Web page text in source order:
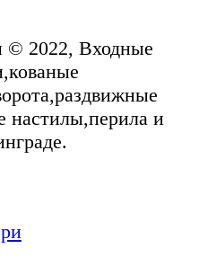
© 2022, Входные
настилы,перила и